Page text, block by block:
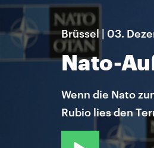
Brüssel | 03.
Nato-
Wenn die Nato
Rubio lies den